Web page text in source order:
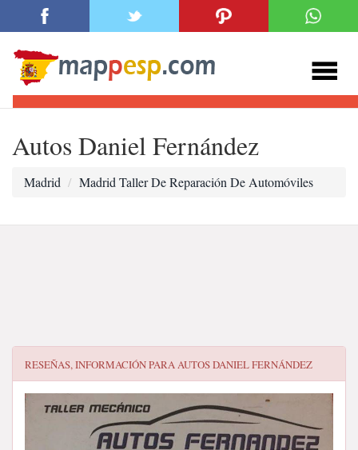
Autos Daniel Fernández
Madrid Madrid Taller De Reparación De Automóviles
RESEÑAS, INFORMACIÓN PARAAUTOS DANIEL FERNÁNDEZ